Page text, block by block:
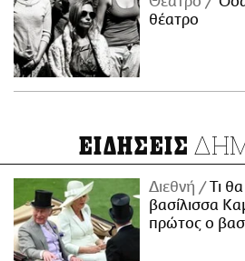
θέατρο
ΕΙΔΗΣΕΙΣ
Διεθνή
Τι
βασίλισσα
πρώτος ο